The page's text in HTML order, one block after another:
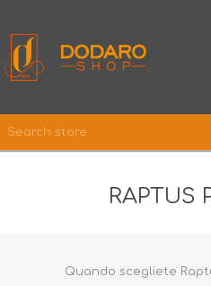
RAPTUS
Quando scegliete